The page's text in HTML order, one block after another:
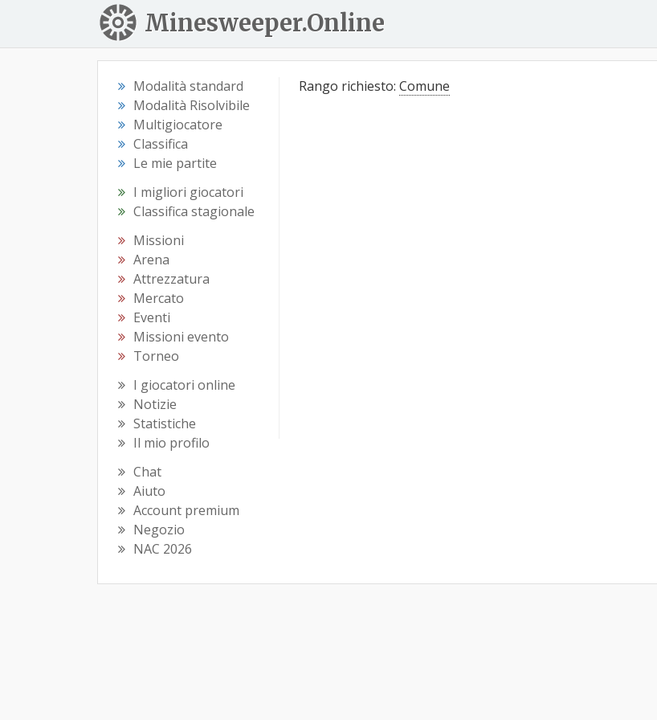
Minesweeper.Online
Modalità standard
Modalità Risolvibile
Multigiocatore
Classifica
Le mie partite
I migliori giocatori
Classifica stagionale
Missioni
Arena
Attrezzatura
Mercato
Eventi
Missioni evento
Torneo
I giocatori online
Notizie
Statistiche
Il mio profilo
Chat
Aiuto
Account premium
Negozio
NAC 2026
Rango richiesto: Comune